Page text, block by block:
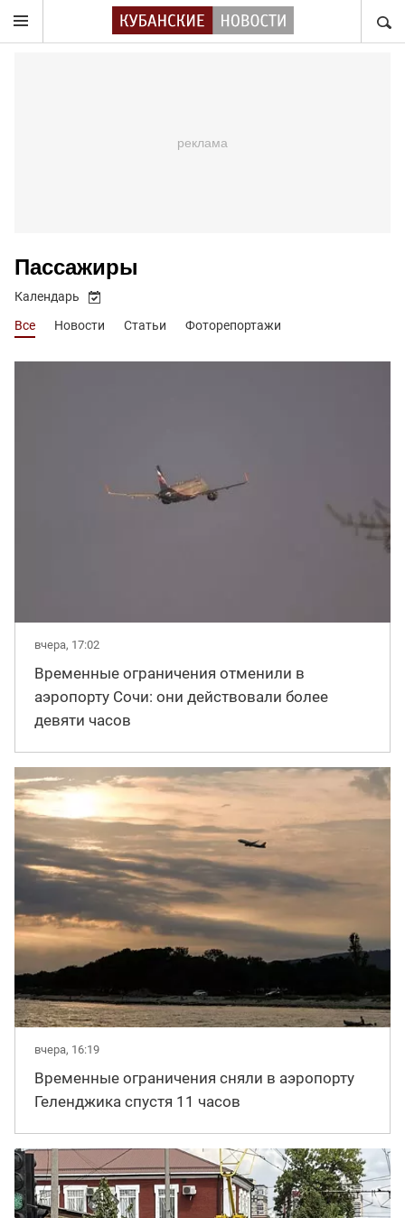
Пассажиры
Все Новости Статьи Фоторепортажи
Календарь
вчера, 17:02
Временные ограничения отменили в
аэропорту Сочи: они действовали более
девяти часов
вчера, 16:19
Временные ограничения сняли в аэропорту
Геленджика спустя 11 часов